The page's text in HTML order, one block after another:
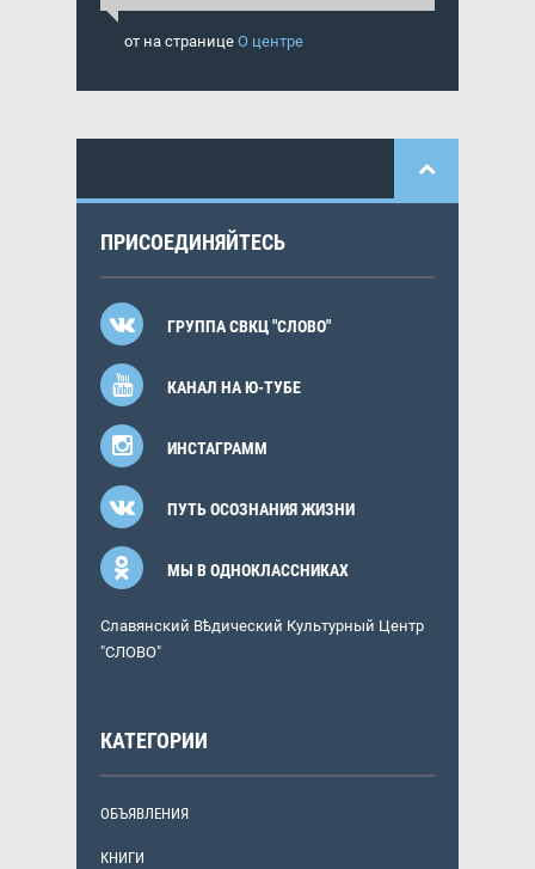
от на странице О центре
ПРИСОЕДИНЯЙТЕСЬ
ГРУППА СВКЦ "СЛОВО"
КАНАЛ НА Ю-ТУБЕ
ИНСТАГРАММ
ПУТЬ ОСОЗНАНИЯ ЖИЗНИ
МЫ В ОДНОКЛАССНИКАХ
Славянский Вѣдический Культурный Центр
"СЛОВО"
КАТЕГОРИИ
ОБЪЯВЛЕНИЯ
КНИГИ